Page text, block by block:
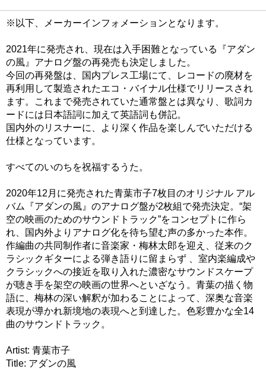
※以下、メーカーインフォメーションとなります。
2021年に発売され、現在は入手困難となっている『アダン
の風』アナログ盤の再発売も決定しました。
今回の再発盤は、国内プレス工場にて、レコードの廃材を
再利用して製造されたエコ・バイナル仕様でリリースされ
ます。これまで発売されていた通常盤とは異なり、歌詞カ
ードには日本語詞に加えて英語詞も併記。
国内外のリスナーに、より深く作品を楽しんでいただける
仕様となっています。
すべてのいのちを祝福するうた。
2020年12月に発売された青葉市子7枚目のオリジナル アル
バム『アダンの風』のアナログ盤が2枚組で発売決定。“架
空の映画のためのサウンドトラック”をコンセプトに作ら
れ、国内外よりアナログ化を待ち望む声の多かった本作。
作編曲の共同制作者に音楽家・梅林太郎を迎え、従来のク
ラシックギターによる弾き語りに留まらず 、室内楽編成や
クラシックへの接近を取り入れた濃密なサウンドスケープ
が聴き手を架空の映画の世界へといざなう。青葉の描く物
語に、梅林の深い解釈が加わることによって、深奥な音楽
表現が導かれ新境地の表現へと到達した。色彩豊かな全14
曲のサウンドトラック。
Artist: 青葉市子
Title: アダンの風